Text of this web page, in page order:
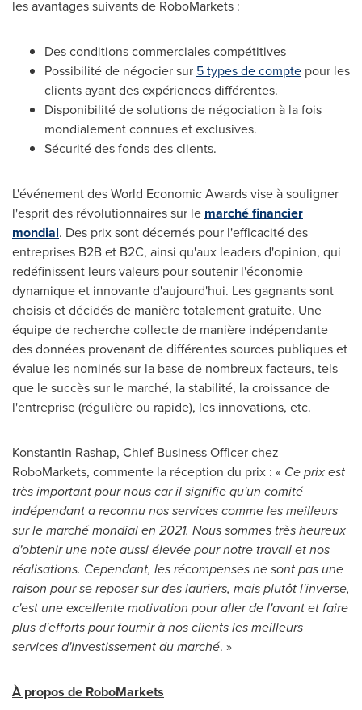
les avantages suivants de RoboMarkets :
Des conditions commerciales compétitives
Possibilité de négocier sur 5 types de compte pour les
clients ayant des expériences différentes.
Disponibilité de solutions de négociation à la fois
mondialement connues et exclusives.
Sécurité des fonds des clients.
L'événement des World Economic Awards vise à souligner
l'esprit des révolutionnaires sur le marché financier
mondial. Des prix sont décernés pour l'efficacité des
entreprises B2B et B2C, ainsi qu'aux leaders d'opinion, qui
redéfinissent leurs valeurs pour soutenir l'économie
dynamique et innovante d'aujourd'hui. Les gagnants sont
choisis et décidés de manière totalement gratuite. Une
équipe de recherche collecte de manière indépendante
des données provenant de différentes sources publiques et
évalue les nominés sur la base de nombreux facteurs, tels
que le succès sur le marché, la stabilité, la croissance de
l'entreprise (régulière ou rapide), les innovations, etc.
Konstantin Rashap, Chief Business Officer chez
RoboMarkets, commente la réception du prix : « Ce prix est
très important pour nous car il signifie qu'un comité
indépendant a reconnu nos services comme les meilleurs
sur le marché mondial en 2021. Nous sommes très heureux
d'obtenir une note aussi élevée pour notre travail et nos
réalisations. Cependant, les récompenses ne sont pas une
raison pour se reposer sur des lauriers, mais plutôt l'inverse,
c'est une excellente motivation pour aller de l'avant et faire
plus d'efforts pour fournir à nos clients les meilleurs
services d'investissement du marché. »
À propos de RoboMarkets